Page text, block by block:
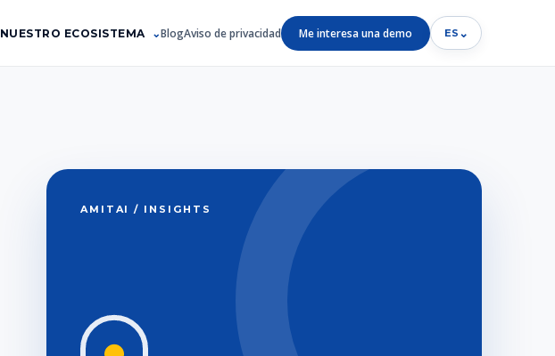
NUESTRO ECOSISTEMA BlogAviso de privacidad Me interesa una demo ES ⌄
AMITAI / INSIGHTS